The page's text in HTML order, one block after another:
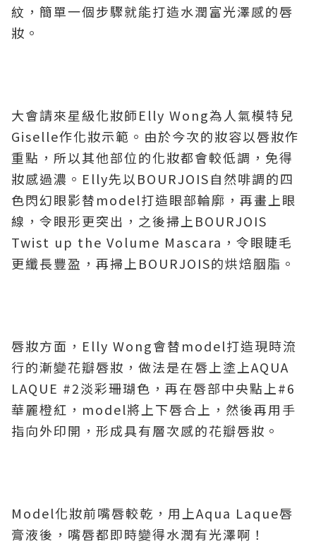
紋，簡單一個步驟就能打造水潤富光澤感的唇
妝。
大會請來星級化妝師Elly Wong為人氣模特兒
Giselle作化妝示範。由於今次的妝容以唇妝作
重點，所以其他部位的化妝都會較低調，免得
妝感過濃。Elly先以BOURJOIS自然啡調的四
色閃幻眼影替model打造眼部輪廓，再畫上眼
線，令眼形更突出，之後掃上BOURJOIS
Twist up the Volume Mascara，令眼睫毛
更纖長豐盈，再掃上BOURJOIS的烘焙胭脂。
唇妝方面，Elly Wong會替model打造現時流
行的漸變花瓣唇妝，做法是在唇上塗上AQUA
LAQUE #2淡彩珊瑚色，再在唇部中央點上#6
華麗橙紅，model將上下唇合上，然後再用手
指向外印開，形成具有層次感的花瓣唇妝。
Model化妝前嘴唇較乾，用上Aqua Laque唇
膏液後，嘴唇都即時變得水潤有光澤啊！